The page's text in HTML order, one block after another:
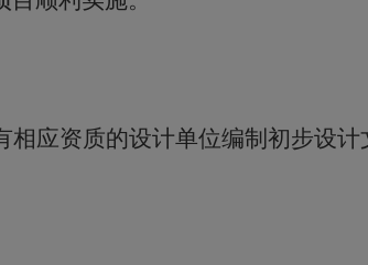
应资质的设计单位编制初步设计